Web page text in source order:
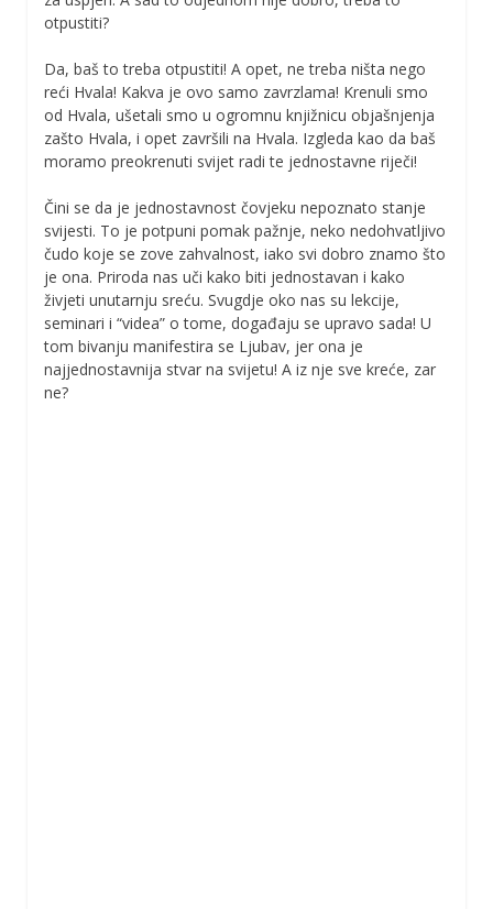
otpustiti?
Da, baš to treba otpustiti! A opet, ne treba ništa nego
reći Hvala! Kakva je ovo samo zavrzlama! Krenuli smo
od Hvala, ušetali smo u ogromnu knjižnicu objašnjenja
zašto Hvala, i opet završili na Hvala. Izgleda kao da baš
moramo preokrenuti svijet radi te jednostavne riječi!
Čini se da je jednostavnost čovjeku nepoznato stanje
svijesti. To je potpuni pomak pažnje, neko nedohvatljivo
čudo koje se zove zahvalnost, iako svi dobro znamo što
je ona. Priroda nas uči kako biti jednostavan i kako
živjeti unutarnju sreću. Svugdje oko nas su lekcije,
seminari i “videa” o tome, događaju se upravo sada! U
tom bivanju manifestira se Ljubav, jer ona je
najjednostavnija stvar na svijetu! A iz nje sve kreće, zar
ne?